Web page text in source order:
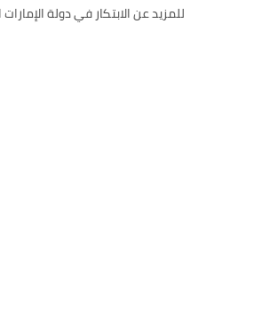
للمزيد عن الابتكار في دولة